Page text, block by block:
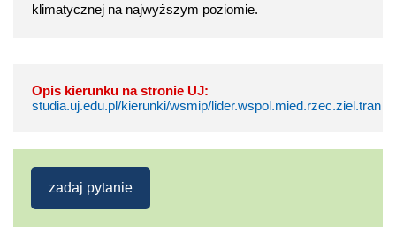
klimatycznej na najwyższym poziomie.
Opis kierunku na stronie UJ:
studia.uj.edu.pl/kierunki/wsmip/lider.wspol.mied.rzec.ziel.tran
zadaj pytanie